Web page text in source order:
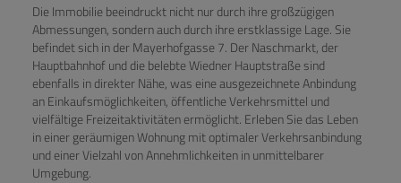
Die Immobilie beeindruckt nicht nur durch ihre großzügigen
Abmessungen, sondern auch durch ihre erstklassige Lage. Sie
befindet sich in der Mayerhofgasse 7. Der Naschmarkt, der
Hauptbahnhof und die belebte Wiedner Hauptstraße sind
ebenfalls in direkter Nähe, was eine ausgezeichnete Anbindung
an Einkaufsmöglichkeiten, öffentliche Verkehrsmittel und
vielfältige Freizeitaktivitäten ermöglicht. Erleben Sie das Leben
in einer geräumigen Wohnung mit optimaler Verkehrsanbindung
und einer Vielzahl von Annehmlichkeiten in unmittelbarer
Umgebung.